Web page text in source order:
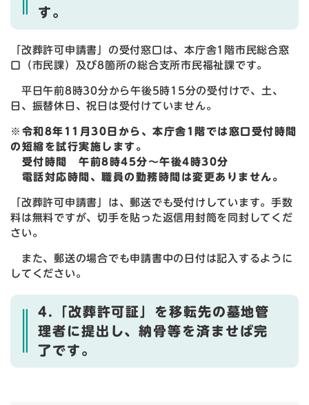
す。
「改葬許可申請書」の受付窓口は、本庁舎1階市民総合窓
口（市民課）及び8箇所の総合支所市民福祉課です。
平日午前8時30分から午後5時15分の受付けで、土、
日、振替休日、祝日は受付けていません。
※令和8年11月30日から、本庁舎1階では窓口受付時間
の短縮を試行実施します。
受付時間 午前8時45分〜午後4時30分
電話対応時間、職員の勤務時間は変更ありません。
「改葬許可申請書」は、郵送でも受付けしています。手数
料は無料ですが、切手を貼った返信用封筒を同封してくだ
さい。
また、郵送の場合でも申請書中の日付は記入するように
してください。
4.「改葬許可証」を移転先の墓地管
理者に提出し、納骨等を済ませば完
了です。